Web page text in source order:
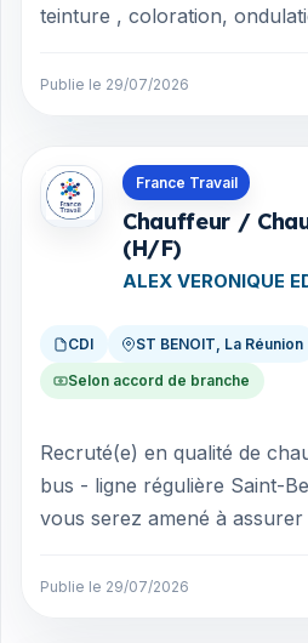
teinture , coloration,
Publie le 29/07/2026
France Travail
Chauffeur /
(H/F)
ALEX VERONIQUE
CDI ST BENOIT, La Réunion
Selon accord de branche
Recruté(e) en qualité de
bus - ligne régulière Saint-
vous serez amené à
Publie le 29/07/2026
Offres en La Réunion